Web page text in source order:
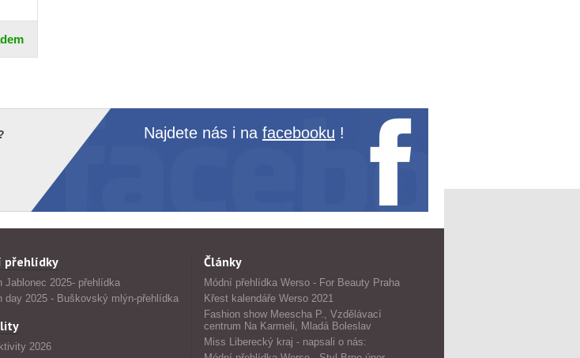
Najdete nás i na facebooku !
přehlídky
Jablonec 2025- přehlídka
day 2025 - Buškovský mlýn-přehlídka
2026
Články
Módní přehlídka Werso - For Beauty Praha
Křest kalendáře Werso 2021
Fashion show Meescha P., Vzdělávací
centrum Na Karmeli, Mladá Boleslav
Miss Liberecký kraj - napsali o nás: